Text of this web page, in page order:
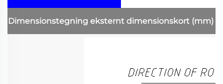
Dimensionstegning eksternt dimensionskort (mm)